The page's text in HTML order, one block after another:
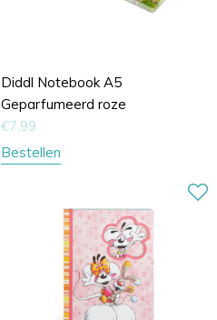
Diddl Notebook A5
Geparfumeerd roze
€7,99
Bestellen